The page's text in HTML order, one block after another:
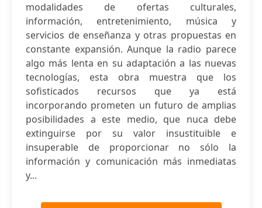
modalidades de ofertas culturales,
información, entretenimiento, música y
servicios de enseñanza y otras propuestas en
constante expansión. Aunque la radio parece
algo más lenta en su adaptación a las nuevas
tecnologías, esta obra muestra que los
sofisticados recursos que ya está
incorporando prometen un futuro de amplias
posibilidades a este medio, que nuca debe
extinguirse por su valor insustituible e
insuperable de proporcionar no sólo la
información y comunicación más inmediatas
y...